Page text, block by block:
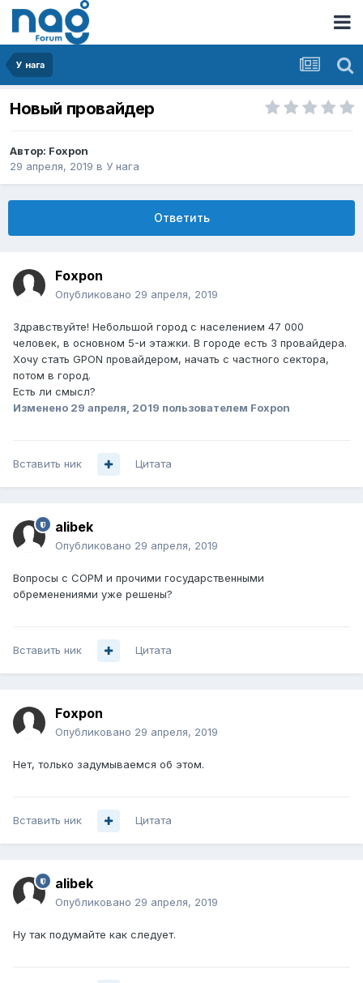
У нага
Новый провайдер
Автор: Foxpon
29 апреля, 2019 в У нага
Ответить
Foxpon
Опубликовано 29 апреля, 2019
Здравствуйте! Небольшой город с населением 47 000
человек, в основном 5-и этажки. В городе есть 3 провайдера.
Хочу стать GPON провайдером, начать с частного сектора,
потом в город.
Есть ли смысл?
Изменено 29 апреля, 2019 пользователем Foxpon
Вставить ник Цитата
alibek
Опубликовано 29 апреля, 2019
Вопросы с СОРМ и прочими государственными
обременениями уже решены?
Вставить ник Цитата
Foxpon
Опубликовано 29 апреля, 2019
Нет, только задумываемся об этом.
Вставить ник Цитата
alibek
Опубликовано 29 апреля, 2019
Ну так подумайте как следует.